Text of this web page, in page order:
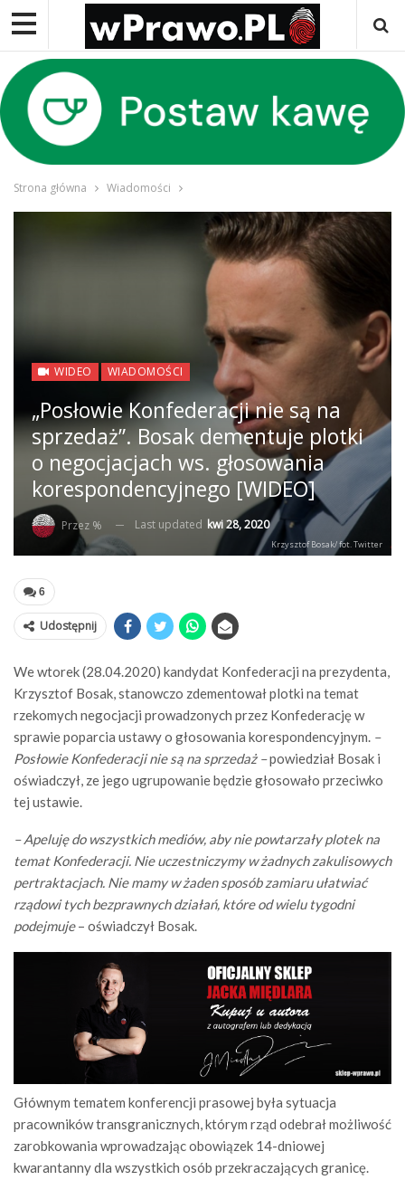
Strona główna Wiadomości
WIDEO WIADOMOŚCI
„Posłowie Konfederacji nie są na
sprzedaż”. Bosak dementuje plotki
o negocjacjach ws. głosowania
korespondencyjnego [WIDEO]
Przez % Last updated kwi 28, 2020
Krzysztof Bosak/ fot. Twitter
6
Udostępnij
We wtorek (28.04.2020) kandydat Konfederacji na prezydenta,
Krzysztof Bosak, stanowczo zdementował plotki na temat
rzekomych negocjacji prowadzonych przez Konfederację w
sprawie poparcia ustawy o głosowania korespondencyjnym. –
Posłowie Konfederacji nie są na sprzedaż –powiedział Bosak i
oświadczył, ze jego ugrupowanie będzie głosowało przeciwko
tej ustawie.
– Apeluję do wszystkich mediów, aby nie powtarzały plotek na
temat Konfederacji. Nie uczestniczymy w żadnych zakulisowych
pertraktacjach. Nie mamy w żaden sposób zamiaru ułatwiać
rządowi tych bezprawnych działań, które od wielu tygodni
podejmuje– oświadczył Bosak.
Głównym tematem konferencji prasowej była sytuacja
pracowników transgranicznych, którym rząd odebrał możliwość
zarobkowania wprowadzając obowiązek 14-dniowej
kwarantanny dla wszystkich osób przekraczających granicę.